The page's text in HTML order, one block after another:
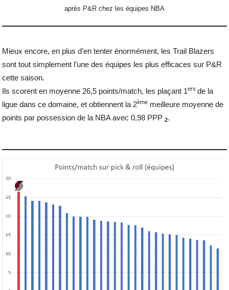
après P&R chez les équipes NBA
Mieux encore, en plus d’en tenter énormément, les Trail Blazers
sont tout simplement l’une des équipes les plus efficaces sur P&R
cette saison.
Ils scorent en moyenne 26,5 points/match, les plaçant 1ers de la
ligue dans ce domaine, et obtiennent la 2ème meilleure moyenne de
points par possession de la NBA avec 0,98 PPP2.